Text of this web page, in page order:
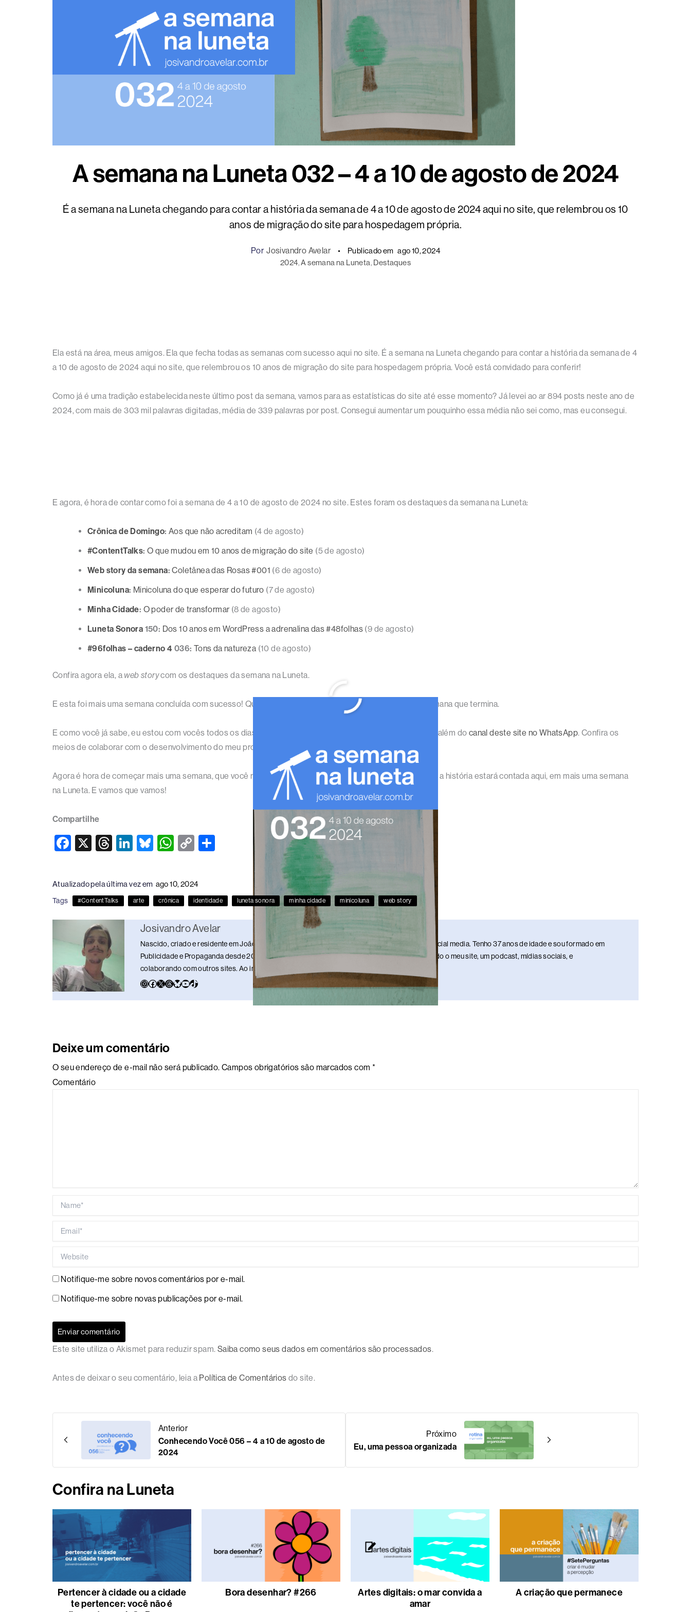
A semana na Luneta 032 – 4 a 10 de agosto de 2024
É a semana na Luneta chegando para contar a história da semana de 4 a 10 de agosto de 2024 aqui no site, que relembrou os 10
anos de migração do site para hospedagem própria.
Por Josivandro Avelar Publicado em ago 10, 2024
2024, A semana na Luneta, Destaques
Ela está na área, meus amigos. Ela que fecha todas as semanas com sucesso aqui no site. É a semana na Luneta chegando para contar a história da semana de 4
a 10 de agosto de 2024 aqui no site, que relembrou os 10 anos de migração do site para hospedagem própria. Você está convidado para conferir!
Como já é uma tradição estabelecida neste último post da semana, vamos para as estatísticas do site até esse momento? Já levei ao ar 894 posts neste ano de
2024, com mais de 303 mil palavras digitadas, média de 339 palavras por post. Consegui aumentar um pouquinho essa média não sei como, mas eu consegui.
E agora, é hora de contar como foi a semana de 4 a 10 de agosto de 2024 no site. Estes foram os destaques da semana na Luneta:
Crônica de Domingo: Aos que não acreditam (4 de agosto)
#ContentTalks: O que mudou em 10 anos de migração do site (5 de agosto)
Web story da semana: Coletânea das Rosas #001 (6 de agosto)
Minicoluna: Minicoluna do que esperar do futuro (7 de agosto)
Minha Cidade: O poder de transformar(8 de agosto)
Luneta Sonora 150: Dos 10 anos em WordPress a adrenalina das #48folhas (9 de agosto)
#96folhas – caderno 4 036: Tons da natureza (10 de agosto)
Confira agora ela, a web storycom os destaques da semana na Luneta.
E esta foi mais uma semana concluída com sucesso! Que a semana que começa seja melhor do que a semana que termina.
E como você já sabe, eu estou com vocês todos os dias no site, no , além do canal deste site no WhatsApp. Confira os
meios de colaborar com o desenvolvimento do meu projeto através dos
Agora é hora de começar mais uma semana, que você não sabe como começa, mas quando terminar, toda a história estará contada aqui, em mais uma semana
na Luneta. E vamos que vamos!
Compartilhe
F
e
b
o
o
X
T
a
d
s
Li
e
dI
n
Bl
sk
y
W
s
A
p
p
C
y
Li
n
k
e
Atualizado pela última vez em ago 10, 2024
Tags #ContentTalks arte crônica identidade luneta sonora minha cidade minicoluna web story
Josivandro Avelar
Nascido, criado e residente em João Pessoa, Paraíba. Sou publicitário, redator, ilustrador e social media. Tenho 37 anos de idade e sou formado em
Publicidade e Propaganda desde 2013. Estou nesse meio da comunicação há 17 anos, mantendo o meu site, um podcast, mídias sociais, e
colaborando com outros sites. Ao infinito e além!
Deixe um comentário
O seu endereço de e-mail não será publicado. Campos obrigatórios são marcados com *
Comentário
Notifique-me sobre novos comentários por e-mail.
Notifique-me sobre novas publicações por e-mail.
Este site utiliza o Akismet para reduzir spam. Saiba como seus dados em comentários são processados.
Antes de deixar o seu comentário, leia a Política de Comentários do site.
Anterior
Conhecendo Você 056 – 4 a 10 de agosto de
2024
Próximo
Eu, uma pessoa organizada
Confira na Luneta
Pertencer à cidade ou a cidade
te pertencer: você não é
Bora desenhar? #266
Artes digitais: o mar convida a
amar
A criação que permanece